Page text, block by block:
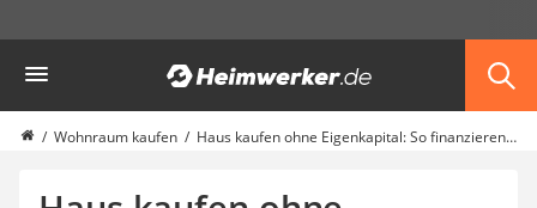
Haus & Bau
Außenleuchte mit Kamera
Ozongenerator
Smart-Home-Rauchmelder
Wohnraum kaufen Haus kaufen ohne Eigenkapital: So finanzieren Sie Ihr Eigenheim